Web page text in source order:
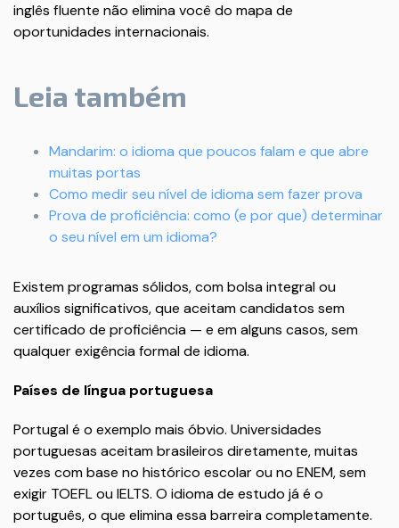
inglês fluente não elimina você do mapa de
oportunidades internacionais.
Leia também
Mandarim: o idioma que poucos falam e que abre
muitas portas
Como medir seu nível de idioma sem fazer prova
Prova de proficiência: como (e por que) determinar
o seu nível em um idioma?
Existem programas sólidos, com bolsa integral ou
auxílios significativos, que aceitam candidatos sem
certificado de proficiência — e em alguns casos, sem
qualquer exigência formal de idioma.
Países de língua portuguesa
Portugal é o exemplo mais óbvio. Universidades
portuguesas aceitam brasileiros diretamente, muitas
vezes com base no histórico escolar ou no ENEM, sem
exigir TOEFL ou IELTS. O idioma de estudo já é o
português, o que elimina essa barreira completamente.